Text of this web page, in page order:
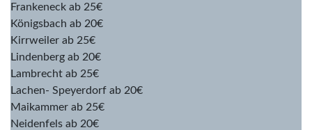
Frankeneck ab 25€
Königsbach ab 20€
Kirrweiler ab 25€
Lindenberg ab 20€
Lambrecht ab 25€
Lachen- Speyerdorf ab 20€
Maikammer ab 25€
Neidenfels ab 20€